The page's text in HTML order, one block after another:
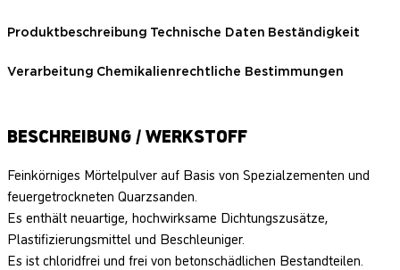
Produktbeschreibung Technische Daten Beständigkeit
Verarbeitung Chemikalienrechtliche Bestimmungen
BESCHREIBUNG / WERKSTOFF
Feinkörniges Mörtelpulver auf Basis von Spezialzementen und
feuergetrockneten Quarzsanden.
Es enthält neuartige, hochwirksame Dichtungszusätze,
Plastifizierungsmittel und Beschleuniger.
Es ist chloridfrei und frei von betonschädlichen Bestandteilen.